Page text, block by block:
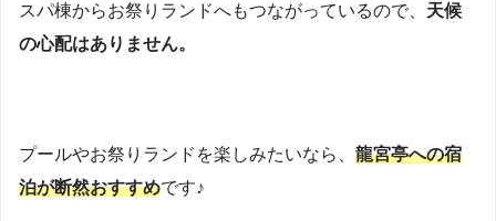
スパ棟からお祭りランドへもつながっているので、 天候
の心配はありません。
プールやお祭りランドを楽しみたいなら、 龍宮亭への宿
泊が断然おすすめです♪